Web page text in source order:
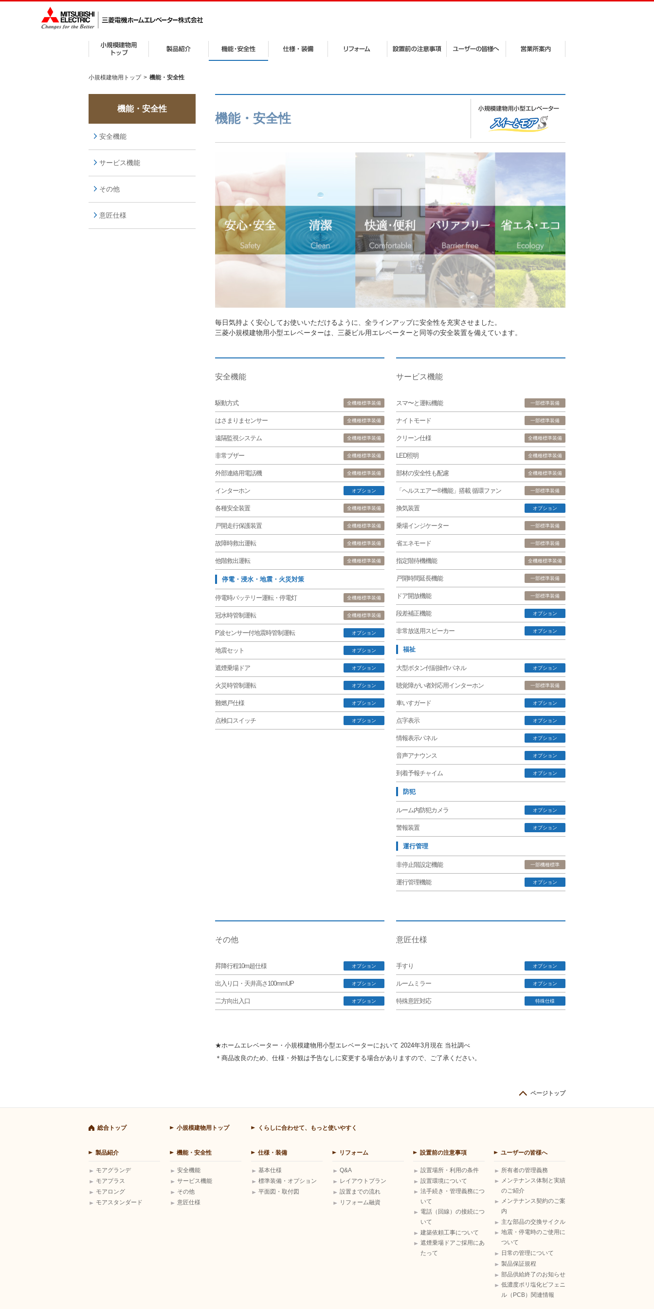
小規模建物用トップ > 機能・安全性
機能・安全性
安全機能
サービス機能
その他
意匠仕様
機能・安全性
毎日気持よく安心してお使いいただけるように、全ラインアップに安全性を充実させました。
三菱小規模建物用小型エレベーターは、三菱ビル用エレベーターと同等の安全装置を備えています。
安全機能
駆動方式 全機種標準装備
はさまりまセンサー 全機種標準装備
遠隔監視システム 全機種標準装備
非常ブザー 全機種標準装備
外部連絡用電話機 全機種標準装備
インターホン オプション
各種安全装置 全機種標準装備
戸開走行保護装置 全機種標準装備
故障時救出運転 全機種標準装備
他階救出運転 全機種標準装備
停電・浸水・地震・火災対策
停電時バッテリー運転・停電灯 全機種標準装備
冠水時管制運転 全機種標準装備
P波センサー付地震時管制運転 オプション
地震セット オプション
遮煙乗場ドア オプション
火災時管制運転 オプション
難燃戸仕様 オプション
点検口スイッチ オプション
サービス機能
スマ〜と運転機能 一部標準装備
ナイトモード 一部標準装備
クリーン仕様 全機種標準装備
LED照明 全機種標準装備
部材の安全性も配慮 全機種標準装備
「ヘルスエアー®機能」搭載 循環ファン 一部標準装備
換気装置 オプション
乗場インジケーター 一部標準装備
省エネモード 一部標準装備
指定階待機機能 全機種標準装備
戸開時間延長機能 一部標準装備
ドア開放機能 一部標準装備
段差補正機能 オプション
非常放送用スピーカー オプション
福祉
大型ボタン付副操作パネル オプション
聴覚障がい者対応用インターホン 一部標準装備
車いすガード オプション
点字表示 オプション
情報表示パネル オプション
音声アナウンス オプション
到着予報チャイム オプション
防犯
ルーム内防犯カメラ オプション
警報装置 オプション
運行管理
非停止階設定機能 一部機種標準
運行管理機能 オプション
その他
昇降行程10m超仕様 オプション
出入り口・天井高さ100mmUP オプション
二方向出入口 オプション
意匠仕様
手すり オプション
ルームミラー オプション
特殊意匠対応 特殊仕様
★ホームエレベーター・小規模建物用小型エレベーターにおいて 2024年3月現在 当社調べ
＊商品改良のため、仕様・外観は予告なしに変更する場合がありますので、ご了承ください。
ページトップ
総合トップ
製品紹介
モアグランデ
モアプラス
モアロング
モアスタンダード
小規模建物用トップ
機能・安全性
安全機能
サービス機能
その他
意匠仕様
くらしに合わせて、もっと使いやすく
仕様・装備
基本仕様
標準装備・オプション
平面図・取付図
リフォーム
Q&A
レイアウトプラン
設置までの流れ
リフォーム融資
設置前の注意事項
設置場所・利用の条件
設置環境について
法手続き・管理義務につ
いて
電話（回線）の接続につ
いて
建築依頼工事について
遮煙乗場ドアご採用にあ
たって
ユーザーの皆様へ
所有者の管理義務
メンテナンス体制と実績
のご紹介
メンテナンス契約のご案
内
主な部品の交換サイクル
地震・停電時のご使用に
ついて
日常の管理について
製品保証規程
部品供給終了のお知らせ
低濃度ポリ塩化ビフェニ
ル（PCB）関連情報